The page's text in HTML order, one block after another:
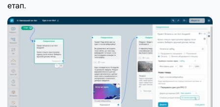
етап.